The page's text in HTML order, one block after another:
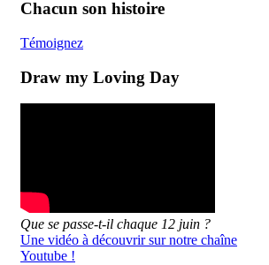
Chacun son histoire
Témoignez
Draw my Loving Day
Que se passe-t-il chaque 12 juin ?
Une vidéo à découvrir sur notre chaîne
Youtube !